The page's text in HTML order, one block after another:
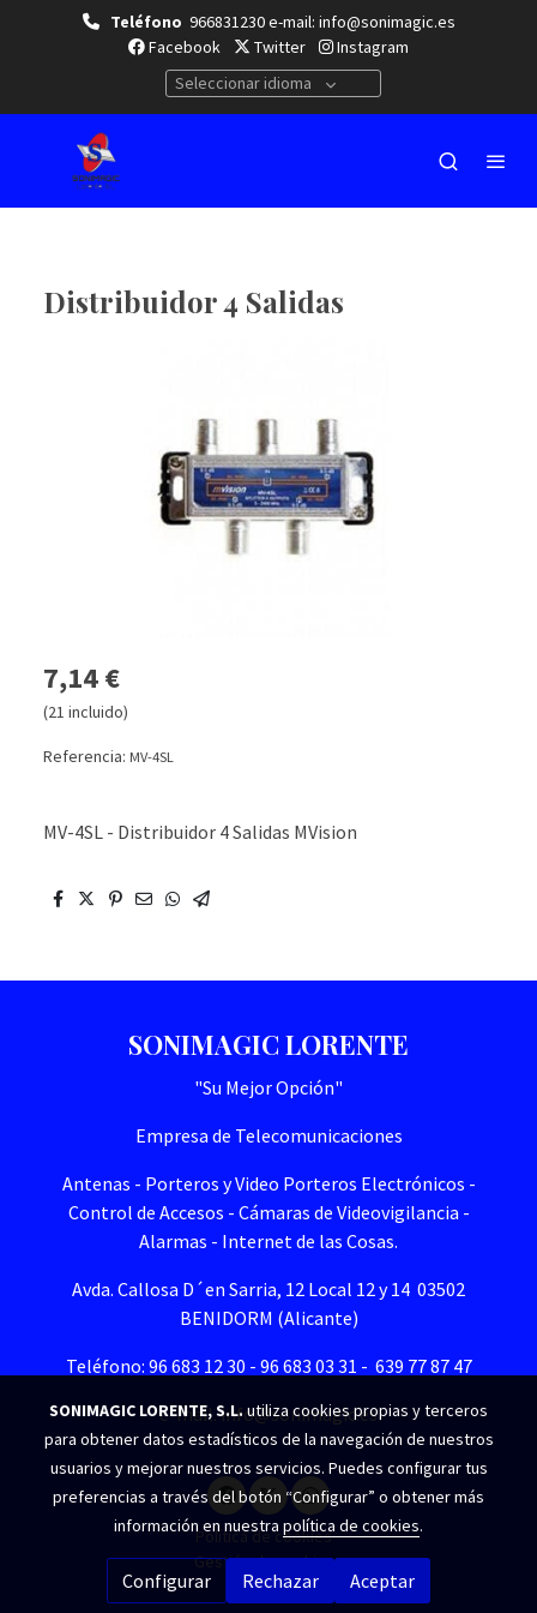
Teléfono 966831230 e-mail: info@sonimagic.es
Facebook
Twitter
Instagram
Seleccionar idioma
Distribuidor 4 Salidas
7,14 €
(21 incluido)
Referencia: MV-4SL
MV-4SL - Distribuidor 4 Salidas MVision
SONIMAGIC LORENTE
"Su Mejor Opción"
Empresa de Telecomunicaciones
Antenas - Porteros y Video Porteros Electrónicos -
Control de Accesos - Cámaras de Videovigilancia -
Alarmas - Internet de las Cosas.
Avda. Callosa D´en Sarria, 12 Local 12 y 14 03502
BENIDORM (Alicante)
Teléfono: 96 683 12 30 - 96 683 03 31 - 639 77 87 47
e-mail. info@sonimagic.es
Política de cookies
Gestión de cookies
SONIMAGIC LORENTE, S.L.utiliza cookies propias y terceros
para obtener datos estadísticos de la navegación de nuestros
usuarios y mejorar nuestros servicios. Puedes configurar tus
preferencias a través del botón “Configurar” o obtener más
información en nuestra política de cookies.
Configurar Rechazar Aceptar